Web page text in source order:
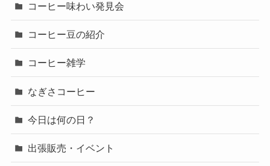
コーヒー味わい発見会
コーヒー豆の紹介
コーヒー雑学
なぎさコーヒー
今日は何の日？
出張販売・イベント